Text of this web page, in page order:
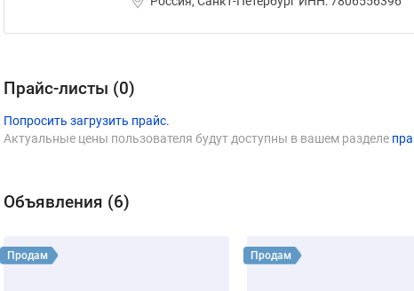
Прайс-листы (0)
Попросить загрузить прайс.
Актуальные цены пользователя будут доступны в вашем разделе
Объявления (6)
Виды продукции София
Смотреть объявление
Продам
Смотреть объявление
Продам